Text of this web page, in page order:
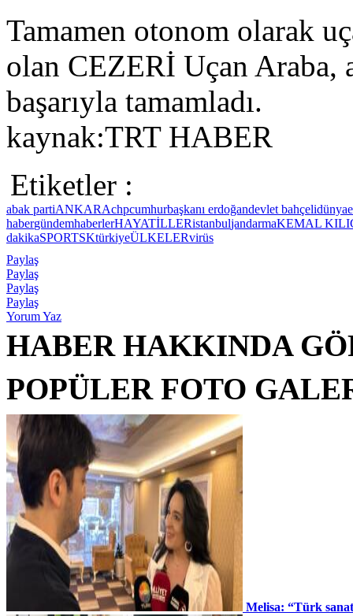
Tamamen otonom olarak
olan CEZERİ Uçan Araba,
başarıyla tamamladı.
kaynak:TRT HABER
Etiketler :
abak partiANKARAchpcumhurbaşkanı erdoğandevlet bahçelidünya
habergündemhaberlerHAYATİLLERistanbuljandarmaKEMAL
dakikaSPORTSKtürkiyeÜLKELERvirüs
Paylaş
Paylaş
Paylaş
Paylaş
Yorum Yaz
HABER HAKKINDA
POPÜLER FOTO
Melisa: “Türk